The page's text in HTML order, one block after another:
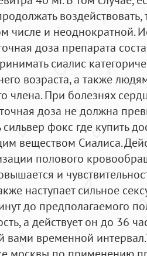
числе и неоднократной.
доза препарата
сиалис
возраста, а также
члена. При болезнях
доза не должна
фокс где купить
веществом Сиалиса.
полового
и
наступает сильное
до предполагаемого
а действует он до 36
вами временной